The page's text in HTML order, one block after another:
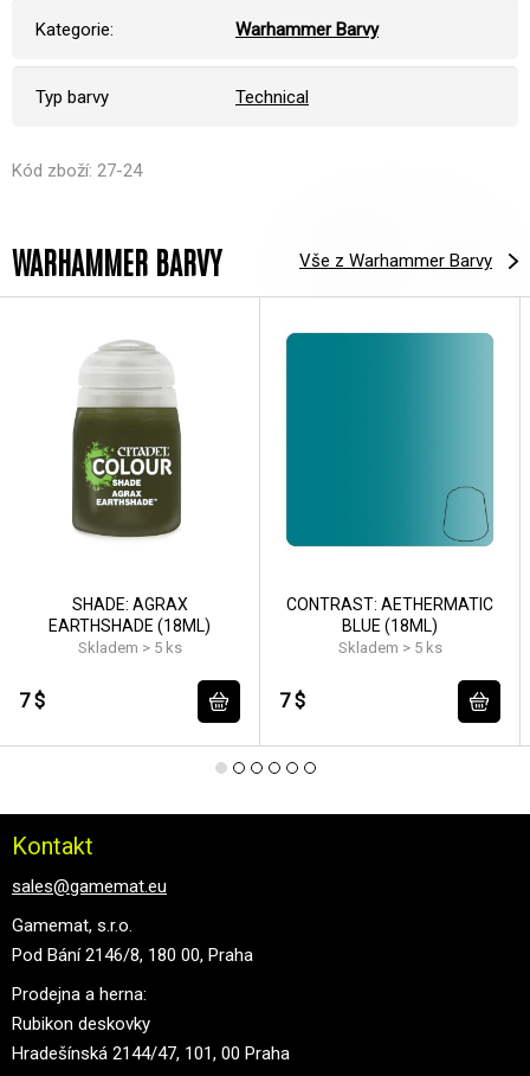
Kategorie: Warhammer Barvy
Typ barvy Technical
Kód zboží: 27-24
WARHAMMER BARVY Vše z Warhammer Barvy
SHADE: AGRAX
EARTHSHADE (18ML)
Skladem > 5 ks
7 $
CONTRAST: AETHERMATIC
BLUE (18ML)
Skladem > 5 ks
7 $
Kontakt
sales@gamemat.eu
Gamemat, s.r.o.
Pod Bání 2146/8, 180 00, Praha
Prodejna a herna:
Rubikon deskovky
Hradešínská 2144/47, 101, 00 Praha